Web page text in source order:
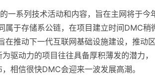
一系列技术活动和内容，旨在主网将于今
属于存储系公链，在项目建立时间DMC稍
在推动下一代互联网基础设施建设，推动
驱动力的项目往往具备厚积薄发的潜力，
相信很快DMC会迎来一波发展高潮。